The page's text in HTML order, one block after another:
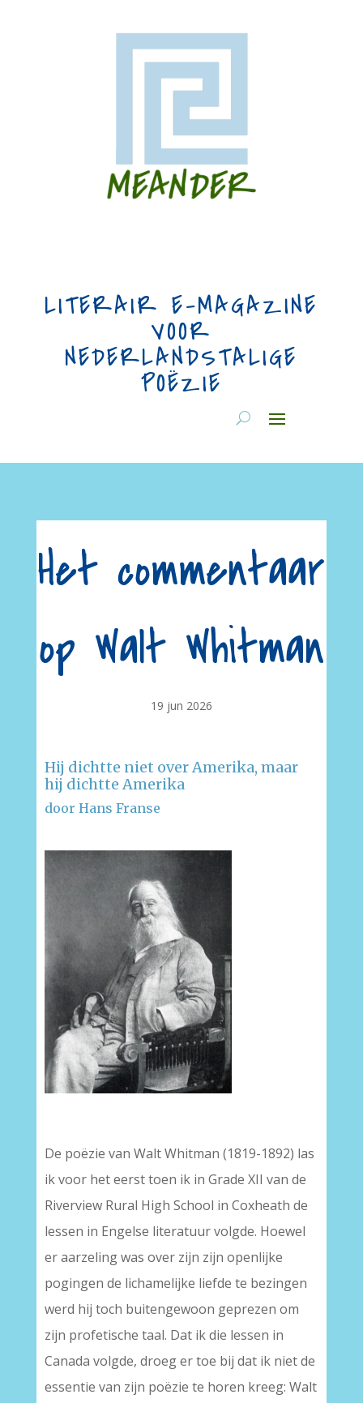
LITERAIR E-MAGAZINE
VOOR
NEDERLANDSTALIGE
POËZIE
Het commentaar
op Walt Whitman
19 jun 2026
Hij dichtte niet over Amerika, maar
hij dichtte Amerika
door Hans Franse
De poëzie van Walt Whitman (1819-1892) las
ik voor het eerst toen ik in Grade XII van de
Riverview Rural High School in Coxheath de
lessen in Engelse literatuur volgde. Hoewel
er aarzeling was over zijn zijn openlijke
pogingen de lichamelijke liefde te bezingen
werd hij toch buitengewoon geprezen om
zijn profetische taal. Dat ik die lessen in
Canada volgde, droeg er toe bij dat ik niet de
essentie van zijn poëzie te horen kreeg: Walt